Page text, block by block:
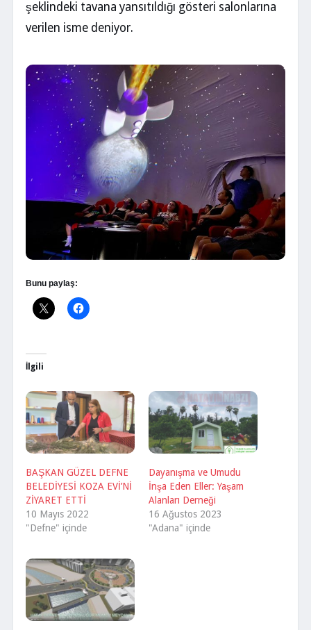
şeklindeki tavana yansıtıldığı gösteri salonlarına
verilen isme deniyor.
Bunu paylaş:
İlgili
BAŞKAN GÜZEL DEFNE
BELEDİYESİ KOZA EVİ’Nİ
ZİYARET ETTİ
10 Mayıs 2022
"Defne" içinde
Dayanışma ve Umudu
İnşa Eden Eller: Yaşam
Alanları Derneği
16 Ağustos 2023
"Adana" içinde